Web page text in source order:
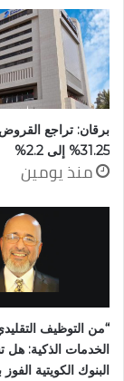
برقان: تراجع القروض
31.25% إلى 2.2%
منذ يومين
“من التوظيف
الخدمات الذكية: هل
البنوك الكويتية